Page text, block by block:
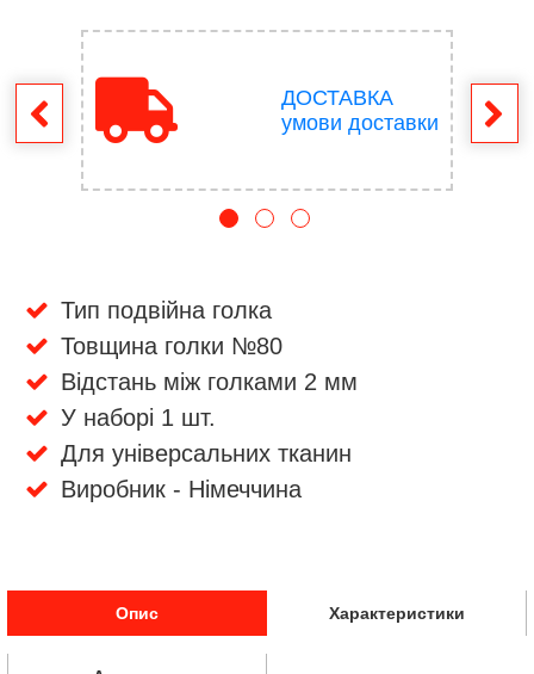
ДОСТАВКА
умови доставки
Тип подвійна голка
Товщина голки №80
Відстань між голками 2 мм
У наборі 1 шт.
Для універсальних тканин
Виробник - Німеччина
Опис Характеристики